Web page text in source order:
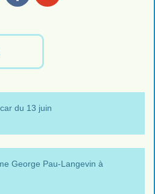
du 13 juin
George Pau-Langevin à